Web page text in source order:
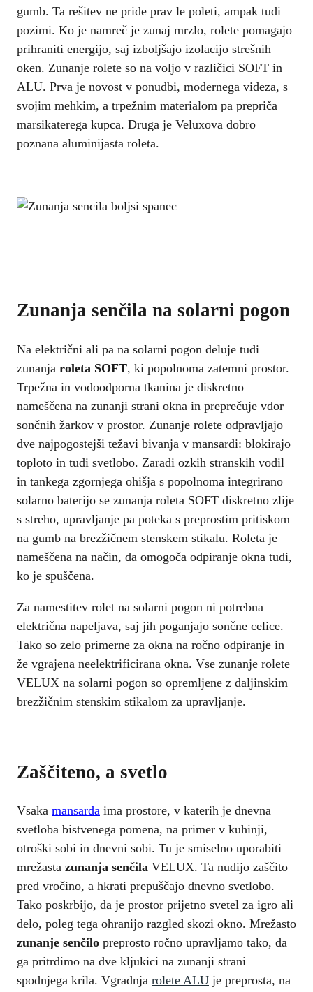
gumb. Ta rešitev ne pride prav le poleti, ampak tudi
pozimi. Ko je namreč je zunaj mrzlo, rolete pomagajo
prihraniti energijo, saj izboljšajo izolacijo strešnih
oken. Zunanje rolete so na voljo v različici SOFT in
ALU. Prva je novost v ponudbi, modernega videza, s
svojim mehkim, a trpežnim materialom pa prepriča
marsikaterega kupca. Druga je Veluxova dobro
poznana aluminijasta roleta.
Zunanja senčila na solarni pogon
Na električni ali pa na solarni pogon deluje tudi
zunanja roleta SOFT, ki popolnoma zatemni prostor.
Trpežna in vodoodporna tkanina je diskretno
nameščena na zunanji strani okna in preprečuje vdor
sončnih žarkov v prostor. Zunanje rolete odpravljajo
dve najpogostejši težavi bivanja v mansardi: blokirajo
toploto in tudi svetlobo. Zaradi ozkih stranskih vodil
in tankega zgornjega ohišja s popolnoma integrirano
solarno baterijo se zunanja roleta SOFT diskretno zlije
s streho, upravljanje pa poteka s preprostim pritiskom
na gumb na brezžičnem stenskem stikalu. Roleta je
nameščena na način, da omogoča odpiranje okna tudi,
ko je spuščena.
Za namestitev rolet na solarni pogon ni potrebna
električna napeljava, saj jih poganjajo sončne celice.
Tako so zelo primerne za okna na ročno odpiranje in
že vgrajena neelektrificirana okna. Vse zunanje rolete
VELUX na solarni pogon so opremljene z daljinskim
brezžičnim stenskim stikalom za upravljanje.
Zaščiteno, a svetlo
Vsaka mansarda ima prostore, v katerih je dnevna
svetloba bistvenega pomena, na primer v kuhinji,
otroški sobi in dnevni sobi. Tu je smiselno uporabiti
mrežasta zunanja senčila VELUX. Ta nudijo zaščito
pred vročino, a hkrati prepuščajo dnevno svetlobo.
Tako poskrbijo, da je prostor prijetno svetel za igro ali
delo, poleg tega ohranijo razgled skozi okno. Mrežasto
zunanje senčilo preprosto ročno upravljamo tako, da
ga pritrdimo na dve kljukici na zunanji strani
spodnjega krila. Vgradnja rolete ALU je preprosta, na